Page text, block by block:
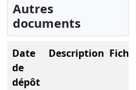
Autres
documents
Date
de
dépôt
Description